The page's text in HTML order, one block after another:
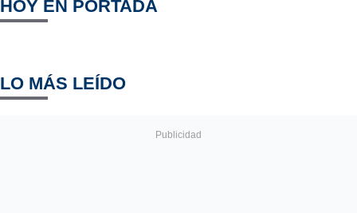
HOY EN PORTADA
LO MÁS LEÍDO